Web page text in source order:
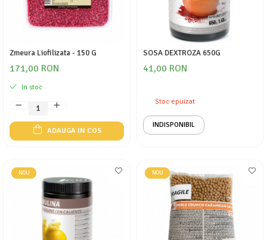
Zmeura Liofilizata - 150 G
171,00 RON
In stoc
ADAUGA IN COS
SOSA DEXTROZA 650G
41,00 RON
Stoc epuizat
INDISPONIBIL
NOU NOU